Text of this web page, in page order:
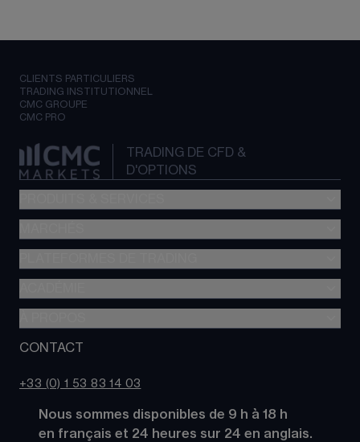
CLIENTS PARTICULIERS
TRADING INSTITUTIONNEL
CMC GROUPE
CMC PRO
TRADING DE CFD &
D'OPTIONS
Trading d’options
Comparez des comptes
Coûts
Alpha
Actions
Matières Premières
ETFs
Paniers d'Actions
Glossaire
Nos analystes de marché
À propos de CMC Markets
Support
CONTACT
+33 (0) 1 53 83 14 03
      Nous sommes disponibles de 9 h à 18 h
      en français et 24 heures sur 24 en anglais.